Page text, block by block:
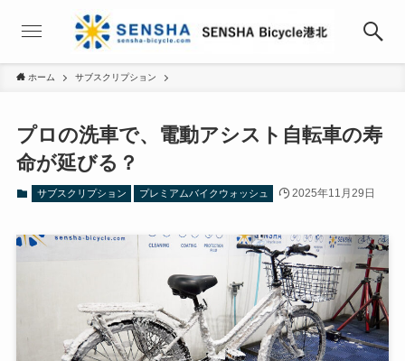
ホーム サブスクリプション
プロの洗車で、電動アシスト自転車の寿
命が延びる？
サブスクリプション プレミアムバイクウォッシュ 2025年11月29日